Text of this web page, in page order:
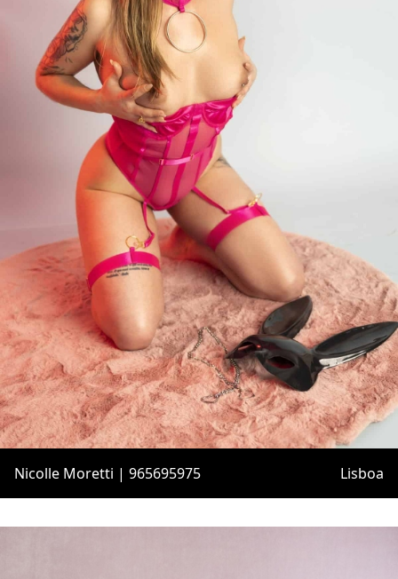
Nicolle Moretti | 965695975 Lisboa